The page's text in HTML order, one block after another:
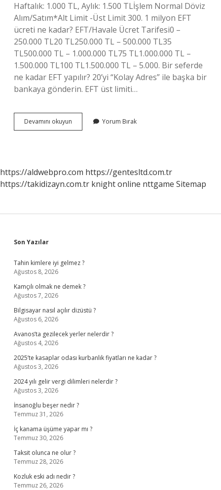
Haftalık: 1.000 TL, Aylık: 1.500 TLİşlem Normal ​Döviz
Alım/Satım*Alt Limit ​-Üst Limit ​300. 1 milyon EFT
ücreti ne kadar? EFT/Havale Ücret Tarifesi0 –
250.000 TL20 TL250.000 TL – 500.000 TL35
TL500.000 TL – 1.000.000 TL75 TL1.000.000 TL –
1.500.000 TL100 TL1.500.000 TL – 5.000. Bir seferde
ne kadar EFT yapılır? 20’yi “Kolay Adres” ile başka bir
bankaya gönderin. EFT üst limiti…
Devamını okuyun
Işlem
Yorum Bırak
https://aldwebpro.com https://gentesltd.com.tr
https://takidizayn.com.tr knight online nttgame Sitemap
Sidebar
Son Yazılar
Tahin kimlere iyi gelmez ?
Ağustos 8, 2026
Kamçılı olmak ne demek ?
Ağustos 7, 2026
Bilgisayar nasıl açılır dizüstü ?
Ağustos 6, 2026
Avanos’ta gezilecek yerler nelerdir ?
Ağustos 4, 2026
2025’te kasaplar odası kurbanlık fiyatları ne kadar ?
Ağustos 3, 2026
2024 yılı gelir vergi dilimleri nelerdir ?
Ağustos 3, 2026
İnsanoğlu beşer nedir ?
Temmuz 31, 2026
İç kanama üşüme yapar mı ?
Temmuz 30, 2026
Taksit olunca ne olur ?
Temmuz 28, 2026
Kozluk eski adı nedir ?
Temmuz 26, 2026